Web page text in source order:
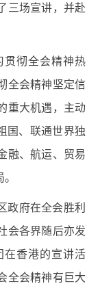
三场宣讲，并赴
贯彻全会精神热
全会精神坚定信
重大机遇，主动
国、联通世界独
融、航运、贸易
政府在全会胜利
会各界随后亦发
在香港的宣讲活
全会精神有巨大